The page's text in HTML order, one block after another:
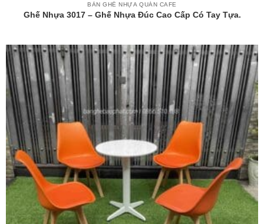
BÀN GHẾ NHỰA QUÁN CAFE
Ghế Nhựa 3017 – Ghế Nhựa Đúc Cao Cấp Có Tay Tựa.